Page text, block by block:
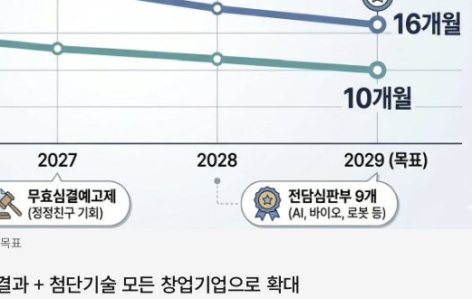
표
+ 첨단기술 모든 창업기업으로 확대